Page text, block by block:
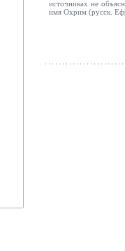
источниках не
имя Охрим (русск.